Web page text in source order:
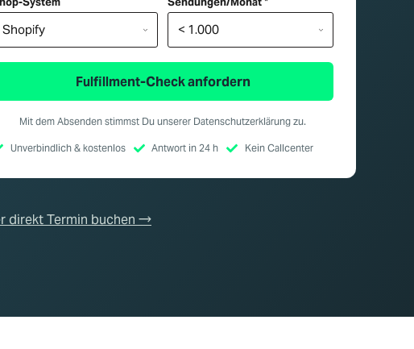
Fulfillment-Check anfordern
Mit dem Absenden stimmst Du unserer Datenschutzerklärung zu.
Unverbindlich & kostenlos Antwort in 24 h Kein Callcenter
direkt Termin buchen →